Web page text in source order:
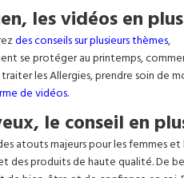
les vidéos en plus
des conseils sur plusieurs thèmes,
se protéger au printemps,
les Allergies, prendre soin de
de vidéos.
le conseil en
atouts majeurs pour les femmes et
des produits de haute qualité. De